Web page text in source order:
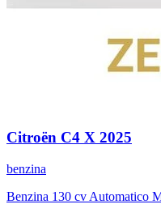
Citroën C4 X 2025
benzina
Benzina 130 cv Automatico